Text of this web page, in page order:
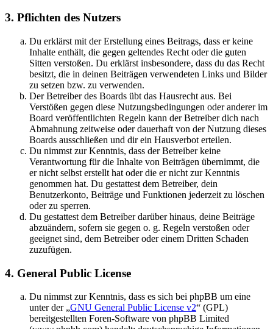
3. Pflichten des Nutzers
Du erklärst mit der Erstellung eines Beitrags, dass er keine
Inhalte enthält, die gegen geltendes Recht oder die guten
Sitten verstoßen. Du erklärst insbesondere, dass du das Recht
besitzt, die in deinen Beiträgen verwendeten Links und Bilder
zu setzen bzw. zu verwenden.
Der Betreiber des Boards übt das Hausrecht aus. Bei
Verstößen gegen diese Nutzungsbedingungen oder anderer im
Board veröffentlichten Regeln kann der Betreiber dich nach
Abmahnung zeitweise oder dauerhaft von der Nutzung dieses
Boards ausschließen und dir ein Hausverbot erteilen.
Du nimmst zur Kenntnis, dass der Betreiber keine
Verantwortung für die Inhalte von Beiträgen übernimmt, die
er nicht selbst erstellt hat oder die er nicht zur Kenntnis
genommen hat. Du gestattest dem Betreiber, dein
Benutzerkonto, Beiträge und Funktionen jederzeit zu löschen
oder zu sperren.
Du gestattest dem Betreiber darüber hinaus, deine Beiträge
abzuändern, sofern sie gegen o. g. Regeln verstoßen oder
geeignet sind, dem Betreiber oder einem Dritten Schaden
zuzufügen.
4. General Public License
Du nimmst zur Kenntnis, dass es sich bei phpBB um eine
unter der „GNU General Public License v2“ (GPL)
bereitgestellten Foren-Software von phpBB Limited